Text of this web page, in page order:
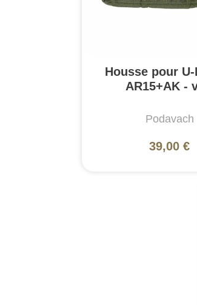
Housse pour
AR15+AK -
Podavach
39,00 €